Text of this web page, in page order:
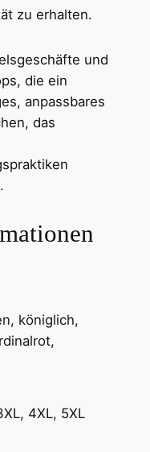
zu erhalten.
und
die ein
anpassbares
das
königlich,
4XL, 5XL